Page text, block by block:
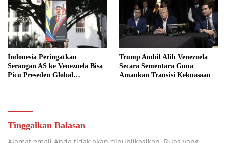
Indonesia Peringatkan
Serangan AS ke Venezuela Bisa
Picu Preseden Global
Trump Ambil Alih Venezuela
Secara Sementara Guna
Amankan Transisi Kekuasaan
Tinggalkan Balasan